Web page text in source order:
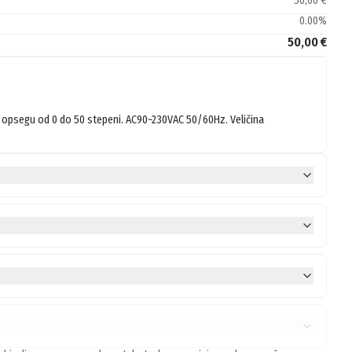
0.00%
50,00 €
od 0 do 50 stepeni. AC90~230VAC 50/60Hz. Veličina